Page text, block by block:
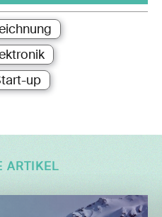
up
ARTIKEL